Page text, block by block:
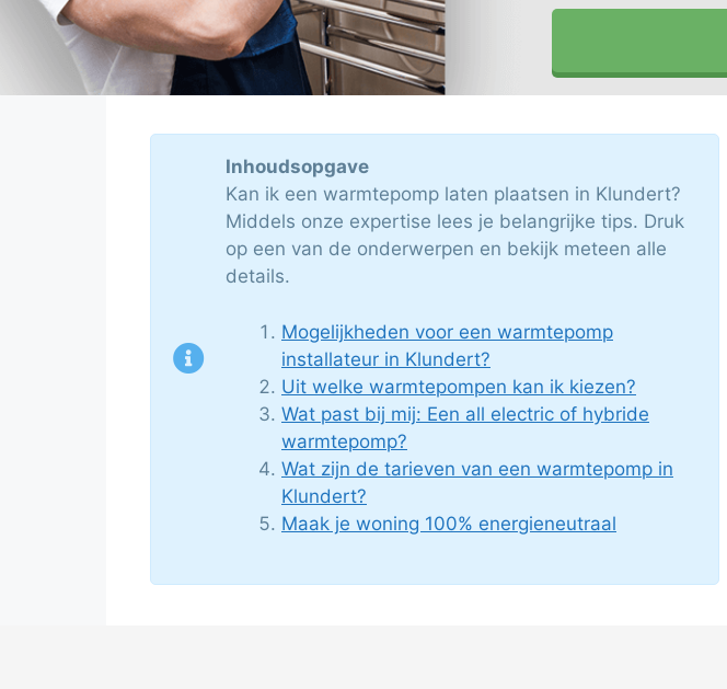
Inhoudsopgave
Kan ik een warmtepomp laten plaatsen in Klundert?
Middels onze expertise lees je belangrijke tips. Druk
op een van de onderwerpen en bekijk meteen alle
details.
Mogelijkheden voor een warmtepomp
installateur in Klundert?
Uit welke warmtepompen kan ik kiezen?
Wat past bij mij: Een all electric of hybride
warmtepomp?
Wat zijn de tarieven van een warmtepomp in
Klundert?
Maak je woning 100% energieneutraal